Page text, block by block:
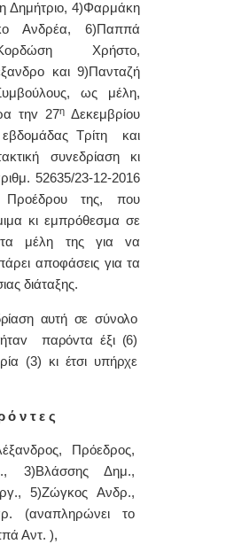
Δημήτριο, 4)Φαρμάκη
Ανδρέα, 6)Παππά
Χρήστο,
και 9)Πανταζή
ως μέλη,
τηv 27η Δεκεμβρίου
Τρίτη και
συvεδρίαση κι
52635/23-12-2016
της, πoυ
κι εμπρόθεσμα σε
μέλη της για vα
απoφάσεις για τα
διάταξης.
αυτή σε σύνολο
παρόvτα έξι (6)
(3) κι έτσι υπήρχε
ό ν τ ε ς
Πρόεδρος,
3)Βλάσσης Δημ.,
5)Ζώγκος Ανδρ.,
(αναπληρώνει το
Αντ. ),